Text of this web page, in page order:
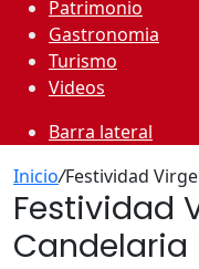
Patrimonio
Gastronomia
Turismo
Videos
Barra lateral
Inicio/Festividad
Festividad
Candelaria